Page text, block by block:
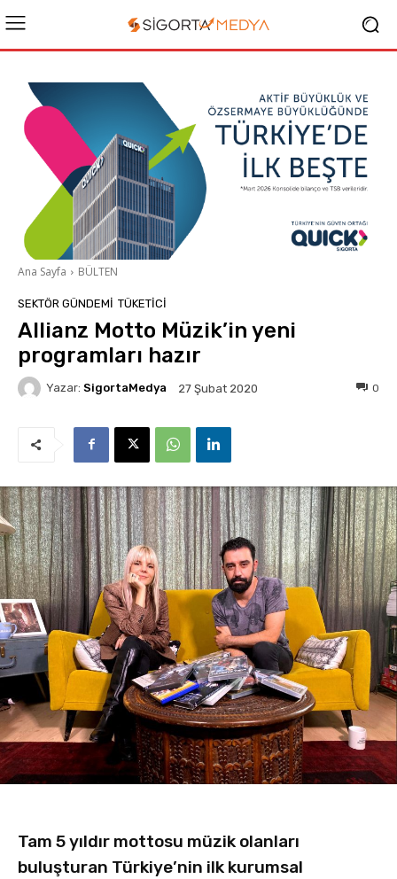
Ana Sayfa BÜLTEN
SEKTÖR GÜNDEMİ TÜKETICI
Allianz Motto Müzik’in yeni
programları hazır
Yazar: SigortaMedya 27 Şubat 2020 0
Tam 5 yıldır mottosu müzik olanları
buluşturan Türkiye’nin ilk kurumsal